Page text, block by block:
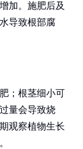
加。施肥后及
导致根部腐
；根茎细小可
量会导致烧
观察植物生长